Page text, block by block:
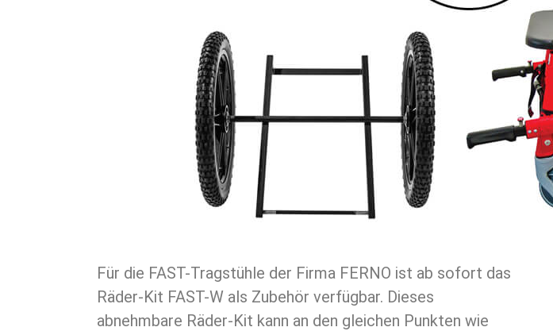
Für die FAST-Tragstühle der Firma FERNO ist ab sofort das
Räder-Kit FAST-W als Zubehör verfügbar. Dieses
abnehmbare Räder-Kit kann an den gleichen Punkten wie
werden kann. Ideal für Einsatzbereiche wie Mountainbike-
Parks, Vergnügungsparks, Oktoberfest und überall dort, wo